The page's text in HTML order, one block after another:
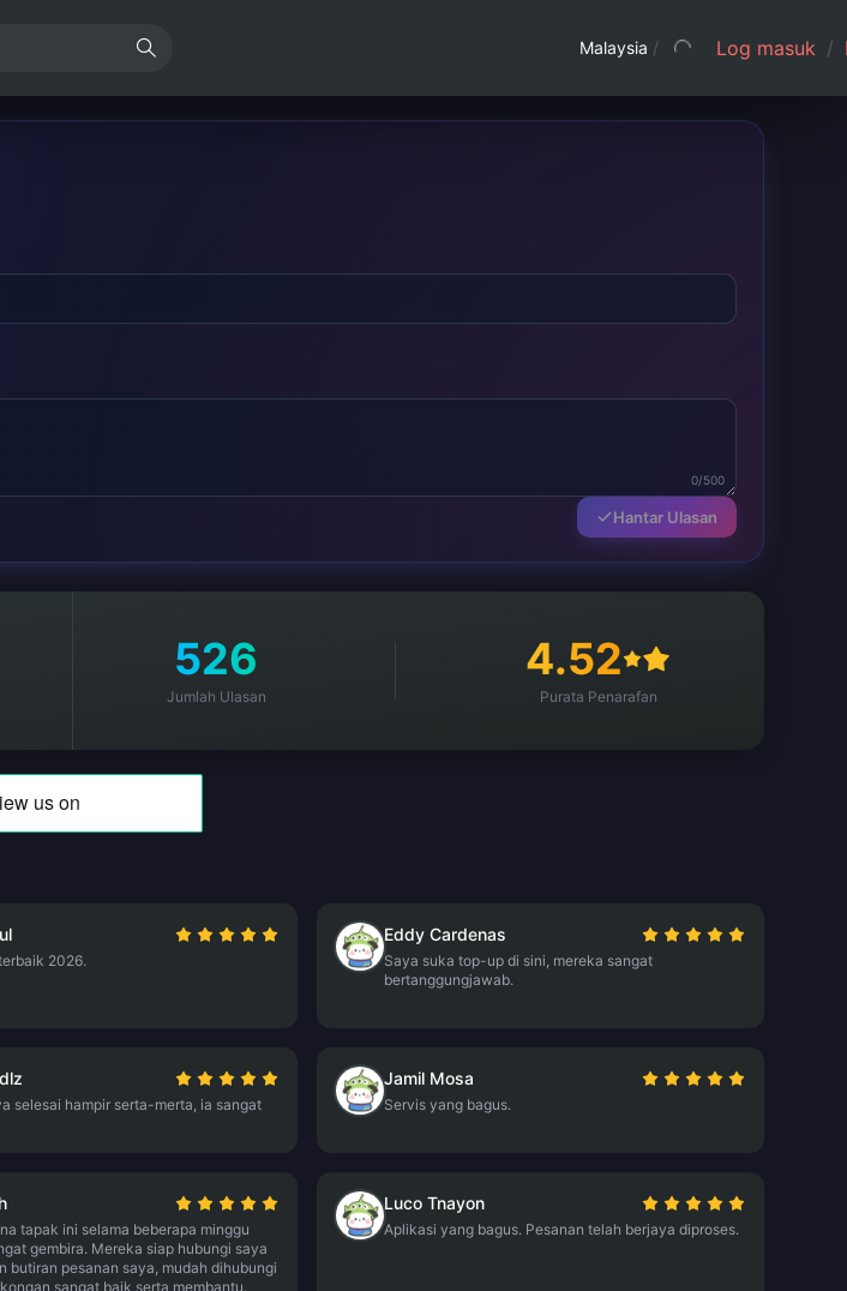
Malaysia / Log masuk /
0/500
Hantar Ulasan
526
Jumlah Ulasan
4.52
Purata Penarafan
2026.
Eddy Cardenas
Saya suka top-up di sini, mereka sangat
bertanggungjawab.
selesai hampir serta-merta, ia sangat
Jamil Mosa
Servis yang bagus.
tapak ini selama beberapa minggu
gembira. Mereka siap hubungi saya
butiran pesanan saya, mudah dihubungi
sangat baik serta membantu.
Luco Tnayon
Aplikasi yang bagus. Pesanan telah berjaya diproses.